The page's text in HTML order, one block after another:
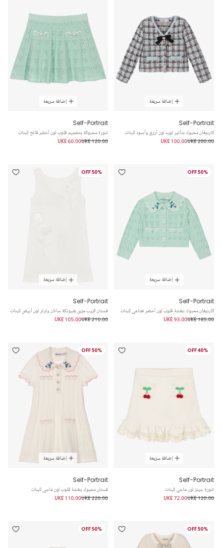
إضافة سريعة
Self-Portrait
كارديغان محبوك بتأثير تويد لون أزرق وأسود للبنات
UK£ 200.00
UK£ 100.00
إضافة سريعة
Self-Portrait
تنورة محبوكة بتصميم قلوب لون أخضر فاتح للبنات
UK£ 120.00
UK£ 60.00
50% OFF
إضافة سريعة
Self-Portrait
كارديغان محبوك بنقشة قلوب لون أخضر نعناعي للبنات
UK£ 185.00
UK£ 93.00
50% OFF
إضافة سريعة
Self-Portrait
فستان كريب مزين بفيونكة ساتان وترتر لون أبيض للبنات
UK£ 210.00
UK£ 105.00
40% OFF
إضافة سريعة
Self-Portrait
تنورة جينز لون عاجي للبنات
UK£ 120.00
UK£ 72.00
50% OFF
إضافة سريعة
Self-Portrait
فستان محبوك بنقشة قلوب لون عاجي للبنات
UK£ 220.00
UK£ 110.00
50% OFF
50% OFF